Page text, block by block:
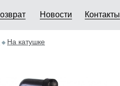
Новости Контакты
На катушке